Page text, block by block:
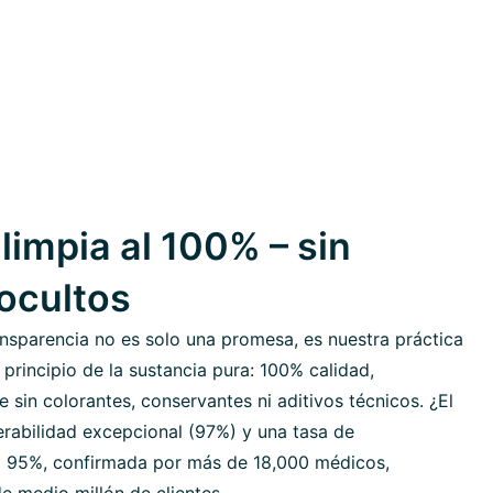
al 100% – sin
no es solo una promesa, es nuestra práctica
de la sustancia pura: 100% calidad,
sin colorantes, conservantes ni aditivos técnicos. ¿El
excepcional (97%) y una tasa de
confirmada por más de 18,000 médicos,